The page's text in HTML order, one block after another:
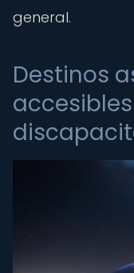
general.
Destinos